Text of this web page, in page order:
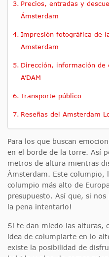
Precios, entradas y
Ámsterdam
Impresión fotográfica de
Amsterdam
Dirección, información
A’DAM
Transporte público
Reseñas del Amsterdam
Para los que buscan
en el borde de la torre. Así
metros de altura mientras
Ámsterdam. Este columpio,
columpio más alto de
presupuesto. Así que, si
la pena intentarlo!
Si te dan miedo las alturas,
idea de columpiarte en lo
existe la posibilidad de